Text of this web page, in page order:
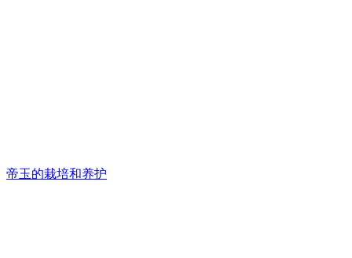
帝玉的栽培和养护